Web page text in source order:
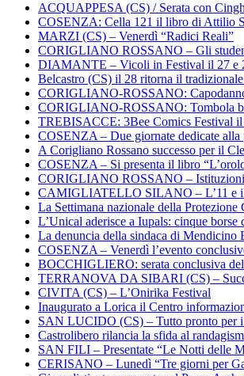
ACQUAPPESA (CS) / Serata con
COSENZA: Cella 121 il libro di Attilio
MARZI (CS) – Venerdì “Radici Reali”
CORIGLIANO ROSSANO – Gli
DIAMANTE – Vicoli in Festival il 27 e
Belcastro (CS) il 28 ritorna il
CORIGLIANO-ROSSANO:
CORIGLIANO-ROSSANO: Tombola
TREBISACCE: 3Bee Comics Festival il
COSENZA – Due giornate dedicate
A Corigliano Rossano successo per il
COSENZA – Si presenta il libro
CORIGLIANO ROSSANO – Istituzioni
CAMIGLIATELLO SILANO – L’11 e il
La Settimana nazionale della Protezione
L’Unical aderisce a Iupals: cinque
La denuncia della sindaca di
COSENZA – Venerdì l’evento
BOCCHIGLIERO: serata conclusiva
TERRANOVA DA SIBARI (CS) –
CIVITA (CS) – L’Onirika Festival
Inaugurato a Lorica il Centro
SAN LUCIDO (CS) – Tutto pronto per
Castrolibero rilancia la sfida al
SAN FILI – Presentate “Le Notti delle
CERISANO – Lunedì “Tre giorni per